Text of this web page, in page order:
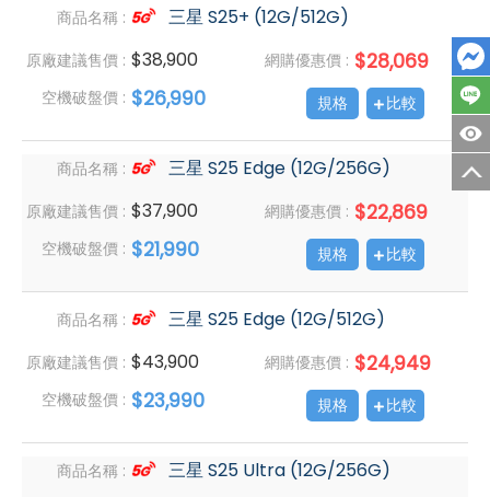
商品名稱 : 三星 S25+ (12G/512G)
原廠建議售價 : $38,900 網購優惠價 : $28,069
空機破盤價 : $26,990 規格 比較
商品名稱 : 三星 S25 Edge (12G/256G)
原廠建議售價 : $37,900 網購優惠價 : $22,869
空機破盤價 : $21,990 規格 比較
商品名稱 : 三星 S25 Edge (12G/512G)
原廠建議售價 : $43,900 網購優惠價 : $24,949
空機破盤價 : $23,990 規格 比較
商品名稱 : 三星 S25 Ultra (12G/256G)